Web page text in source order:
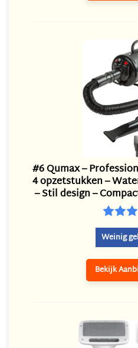
#6 Qumax –
4 opzetstukken –
– Stil design –
Weinig
Bekijk